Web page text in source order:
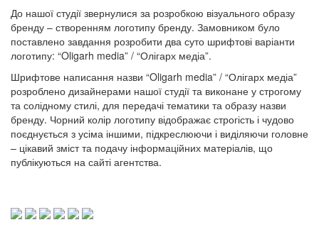
До нашої студії звернулися за розробкою візуального образу
бренду – створенням логотипу бренду. Замовником було
поставлено завдання розробити два суто шрифтові варіанти
логотипу: “Oligarh media” / “Олігарх медіа”.
Шрифтове написання назви “Oligarh media” / “Олігарх медіа”
розроблено дизайнерами нашої студії та виконане у строгому
та солідному стилі, для передачі тематики та образу назви
бренду. Чорний колір логотипу відображає строгість і чудово
поєднується з усіма іншими, підкреслюючи і виділяючи головне
– цікавий зміст та подачу інформаційних матеріалів, що
публікуються на сайті агентства.